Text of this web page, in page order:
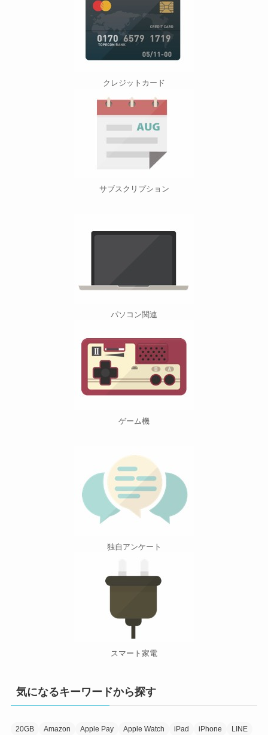
クレジットカード
サブスクリプション
パソコン関連
ゲーム機
独自アンケート
スマート家電
気になるキーワードから探す
20GB Amazon Apple Pay Apple Watch iPad iPhone LINE